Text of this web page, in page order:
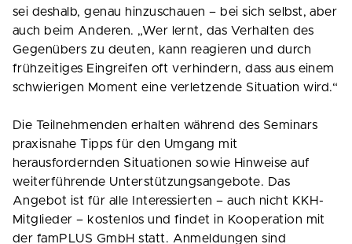
sei deshalb, genau hinzuschauen – bei sich selbst, aber
auch beim Anderen. „Wer lernt, das Verhalten des
Gegenübers zu deuten, kann reagieren und durch
frühzeitiges Eingreifen oft verhindern, dass aus einem
schwierigen Moment eine verletzende Situation wird.“
Die Teilnehmenden erhalten während des Seminars
praxisnahe Tipps für den Umgang mit
herausfordernden Situationen sowie Hinweise auf
weiterführende Unterstützungsangebote. Das
Angebot ist für alle Interessierten – auch nicht KKH-
Mitglieder – kostenlos und findet in Kooperation mit
der famPLUS GmbH statt. Anmeldungen sind